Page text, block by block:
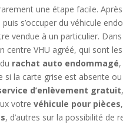
une étape facile.
s’occuper du véhicule
vendue à un particulier.
centre VHU agréé, qui sont
rachat auto endommagé
la carte grise est absente ou
d’enlèvement gratuit
votrevéhicule pour pièces
, d’autres sur la possibilité de